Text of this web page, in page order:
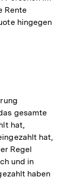
Rente
hingegen
gesamte
hat,
hat,
Regel
und in
haben